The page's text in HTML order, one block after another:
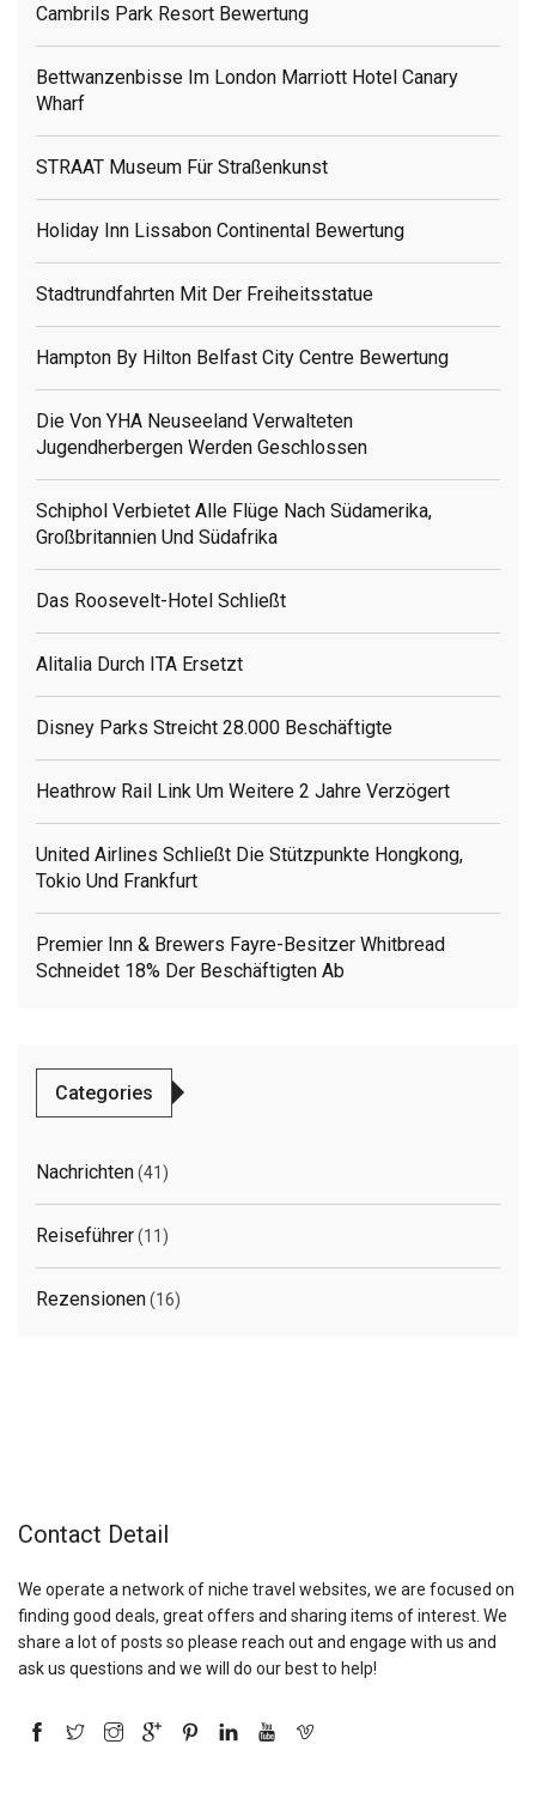
Cambrils Park Resort Bewertung
Bettwanzenbisse Im London Marriott Hotel Canary
Wharf
STRAAT Museum Für Straßenkunst
Holiday Inn Lissabon Continental Bewertung
Stadtrundfahrten Mit Der Freiheitsstatue
Hampton By Hilton Belfast City Centre Bewertung
Die Von YHA Neuseeland Verwalteten
Jugendherbergen Werden Geschlossen
Schiphol Verbietet Alle Flüge Nach Südamerika,
Großbritannien Und Südafrika
Das Roosevelt-Hotel Schließt
Alitalia Durch ITA Ersetzt
Disney Parks Streicht 28.000 Beschäftigte
Heathrow Rail Link Um Weitere 2 Jahre Verzögert
United Airlines Schließt Die Stützpunkte Hongkong,
Tokio Und Frankfurt
Premier Inn & Brewers Fayre-Besitzer Whitbread
Schneidet 18% Der Beschäftigten Ab
Categories
Nachrichten(41)
Reiseführer(11)
Rezensionen(16)
Contact Detail
We operate a network of niche travel websites, we are focused on
finding good deals, great offers and sharing items of interest. We
share a lot of posts so please reach out and engage with us and
ask us questions and we will do our best to help!